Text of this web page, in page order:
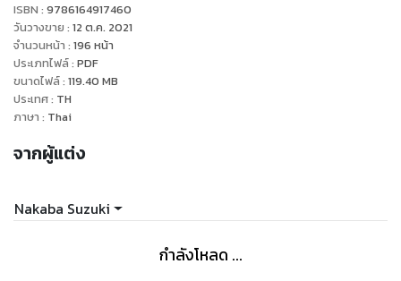
ISBN : 9786164917460
วันวางขาย : 12 ต.ค. 2021
จำนวนหน้า : 196 หน้า
ประเภทไฟล์: PDF
ขนาดไฟล์: 119.40 MB
ประเทศ: TH
ภาษา : Thai
จากผู้แต่ง
Nakaba Suzuki
กำลังโหลด ...